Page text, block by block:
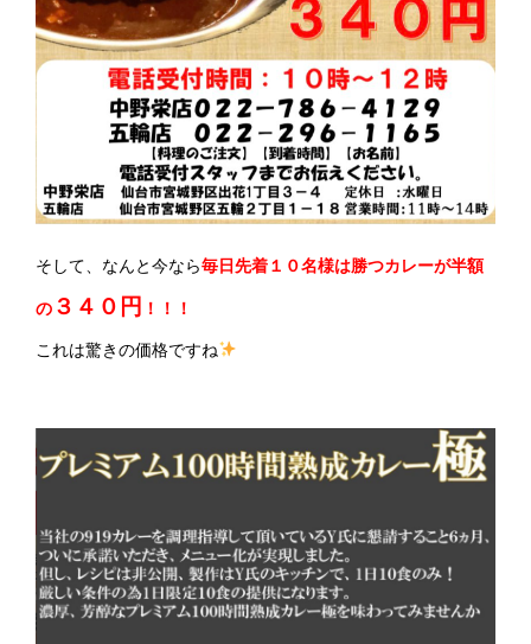
そして、なんと今なら毎日先着１０名様は勝つカレーが半額
の ３４０円 ！！！
これは驚きの価格ですね